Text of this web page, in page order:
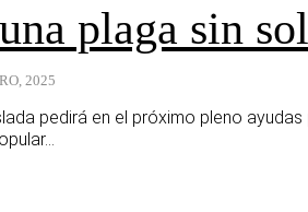
plaga sin
2025
pedirá en el próximo pleno